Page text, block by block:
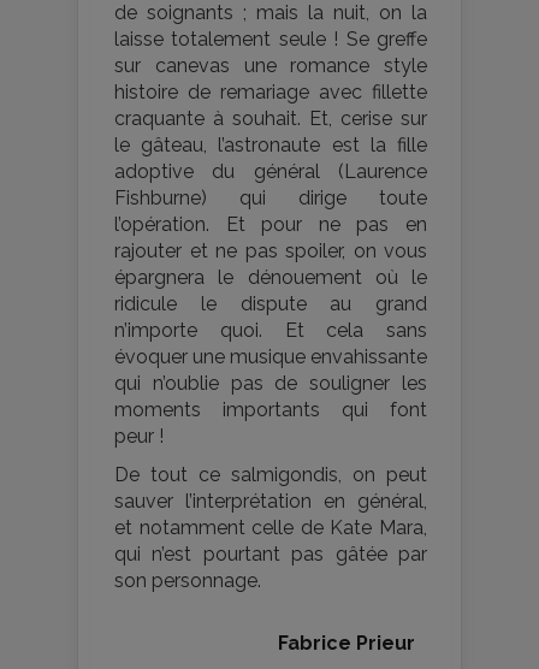
de soignants ; mais la nuit, on la
laisse totalement seule ! Se greffe
sur canevas une romance style
histoire de remariage avec fillette
craquante à souhait. Et, cerise sur
le gâteau, l’astronaute est la fille
adoptive du général (Laurence
Fishburne) qui dirige toute
l’opération. Et pour ne pas en
rajouter et ne pas spoiler, on vous
épargnera le dénouement où le
ridicule le dispute au grand
n’importe quoi. Et cela sans
évoquer une musique envahissante
qui n’oublie pas de souligner les
moments importants qui font
peur !
De tout ce salmigondis, on peut
sauver l’interprétation en général,
et notamment celle de Kate Mara,
qui n’est pourtant pas gâtée par
son personnage.
Fabrice Prieur